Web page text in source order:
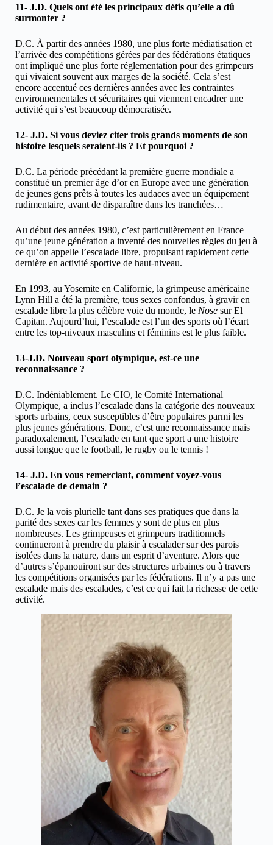
11- J.D. Quels ont été les principaux défis qu’elle a dû
surmonter ?
D.C. À partir des années 1980, une plus forte médiatisation et
l’arrivée des compétitions gérées par des fédérations étatiques
ont impliqué une plus forte réglementation pour des grimpeurs
qui vivaient souvent aux marges de la société. Cela s’est
encore accentué ces dernières années avec les contraintes
environnementales et sécuritaires qui viennent encadrer une
activité qui s’est beaucoup démocratisée.
12- J.D. Si vous deviez citer trois grands moments de son
histoire lesquels seraient-ils ? Et pourquoi ?
D.C. La période précédant la première guerre mondiale a
constitué un premier âge d’or en Europe avec une génération
de jeunes gens prêts à toutes les audaces avec un équipement
rudimentaire, avant de disparaître dans les tranchées…
Au début des années 1980, c’est particulièrement en France
qu’une jeune génération a inventé des nouvelles règles du jeu à
ce qu’on appelle l’escalade libre, propulsant rapidement cette
dernière en activité sportive de haut-niveau.
En 1993, au Yosemite en Californie, la grimpeuse américaine
Lynn Hill a été la première, tous sexes confondus, à gravir en
escalade libre la plus célèbre voie du monde, le Nose sur El
Capitan. Aujourd’hui, l’escalade est l’un des sports où l’écart
entre les top-niveaux masculins et féminins est le plus faible.
13-J.D. Nouveau sport olympique, est-ce une
reconnaissance ?
D.C. Indéniablement. Le CIO, le Comité International
Olympique, a inclus l’escalade dans la catégorie des nouveaux
sports urbains, ceux susceptibles d’être populaires parmi les
plus jeunes générations. Donc, c’est une reconnaissance mais
paradoxalement, l’escalade en tant que sport a une histoire
aussi longue que le football, le rugby ou le tennis !
14- J.D. En vous remerciant, comment voyez-vous
l’escalade de demain ?
D.C. Je la vois plurielle tant dans ses pratiques que dans la
parité des sexes car les femmes y sont de plus en plus
nombreuses. Les grimpeuses et grimpeurs traditionnels
continueront à prendre du plaisir à escalader sur des parois
isolées dans la nature, dans un esprit d’aventure. Alors que
d’autres s’épanouiront sur des structures urbaines ou à travers
les compétitions organisées par les fédérations. Il n’y a pas une
escalade mais des escalades, c’est ce qui fait la richesse de cette
activité.